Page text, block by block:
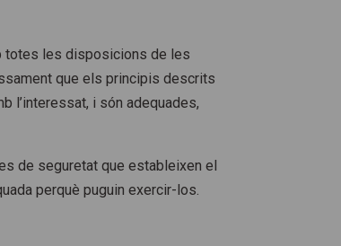
totes les disposicions de les
que els principis descrits
l’interessat, i són adequades,
de seguretat que estableixen el
perquè puguin exercir-los.